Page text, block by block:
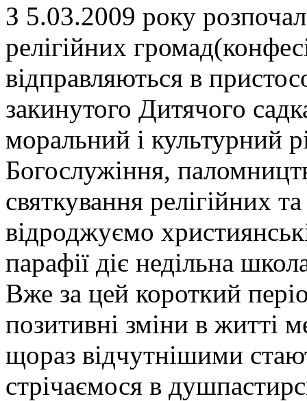
З 5.03.2009 року
релігійних
відправляються в
закинутого Дитячого
моральний і культурний
Богослужіння,
святкування релігійних
відроджуємо
парафії діє недільна
Вже за цей короткий
позитивні зміни в житті
щораз відчутнішими
стрічаємося в